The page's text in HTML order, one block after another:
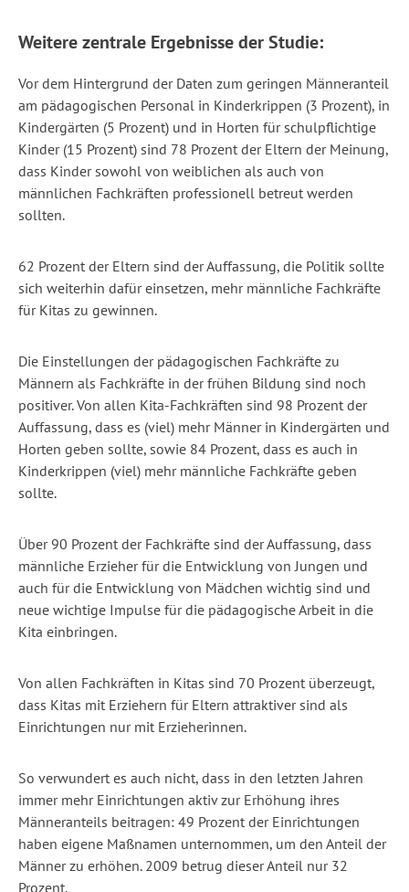
Weitere zentrale Ergebnisse der Studie:
Vor dem Hintergrund der Daten zum geringen Männeranteil
am pädagogischen Personal in Kinderkrippen (3 Prozent), in
Kindergärten (5 Prozent) und in Horten für schulpflichtige
Kinder (15 Prozent) sind 78 Prozent der Eltern der Meinung,
dass Kinder sowohl von weiblichen als auch von
männlichen Fachkräften professionell betreut werden
sollten.
62 Prozent der Eltern sind der Auffassung, die Politik sollte
sich weiterhin dafür einsetzen, mehr männliche Fachkräfte
für Kitas zu gewinnen.
Die Einstellungen der pädagogischen Fachkräfte zu
Männern als Fachkräfte in der frühen Bildung sind noch
positiver. Von allen Kita-Fachkräften sind 98 Prozent der
Auffassung, dass es (viel) mehr Männer in Kindergärten und
Horten geben sollte, sowie 84 Prozent, dass es auch in
Kinderkrippen (viel) mehr männliche Fachkräfte geben
sollte.
Über 90 Prozent der Fachkräfte sind der Auffassung, dass
männliche Erzieher für die Entwicklung von Jungen und
auch für die Entwicklung von Mädchen wichtig sind und
neue wichtige Impulse für die pädagogische Arbeit in die
Kita einbringen.
Von allen Fachkräften in Kitas sind 70 Prozent überzeugt,
dass Kitas mit Erziehern für Eltern attraktiver sind als
Einrichtungen nur mit Erzieherinnen.
So verwundert es auch nicht, dass in den letzten Jahren
immer mehr Einrichtungen aktiv zur Erhöhung ihres
Männeranteils beitragen: 49 Prozent der Einrichtungen
haben eigene Maßnamen unternommen, um den Anteil der
Männer zu erhöhen. 2009 betrug dieser Anteil nur 32
Prozent.